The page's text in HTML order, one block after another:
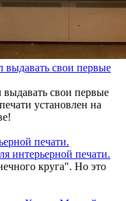
выдавать свои первые
свои первые
установлен на
интерьерной печати.
круга". Но это